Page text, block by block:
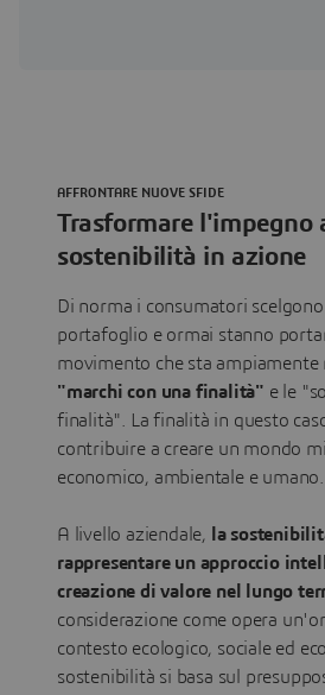
Trasformare l'impegno
sostenibilità in azione
AFFRONTARE NUOVE SFIDE
Di norma i consumatori
portafoglio e ormai stanno
movimento che sta ampiamente
"marchi con una finalità" e le
finalità". La finalità in questo
contribuire a creare un mondo
economico, ambientale e umano.
A livello aziendale,
la
rappresentare un approccio
creazione di valore nel lungo
considerazione come opera
contesto ecologico, sociale ed
sostenibilità si basa sul